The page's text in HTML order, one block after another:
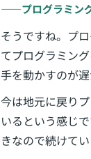
――プログラミン
そうですね。プ
てプログラミン
手を動かすのが
今は地元に戻り
いるという感じ
きなので続けてい